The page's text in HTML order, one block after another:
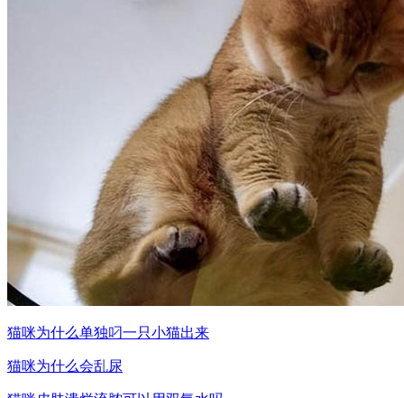
猫咪为什么单独叼一只小猫出来
猫咪为什么会乱尿